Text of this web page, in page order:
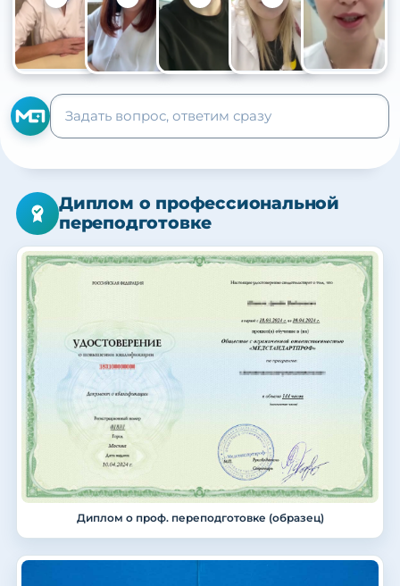
+105
Диплом о профессиональной
переподготовке
Диплом о проф. переподготовке (образец)